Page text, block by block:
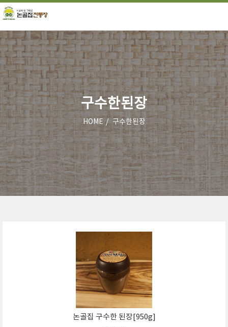
구수한된장
HOME 구수한된장
논골집 구수한 된장[950g]